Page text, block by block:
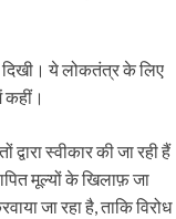
दिखी। ये लोकतंत्र के लिए
कहीं।
स्वीकार की जा रही हैं
मूल्यों के खिलाफ़ जा
जा रहा है, ताकि विरोध